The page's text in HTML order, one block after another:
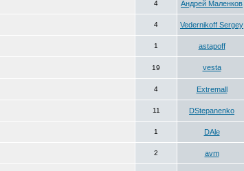
4 Андрей Маленков
4 Vedernikoff Sergey
1 astapoff
19 vesta
4 Extremall
11 DStepanenko
1 DAle
2 avm